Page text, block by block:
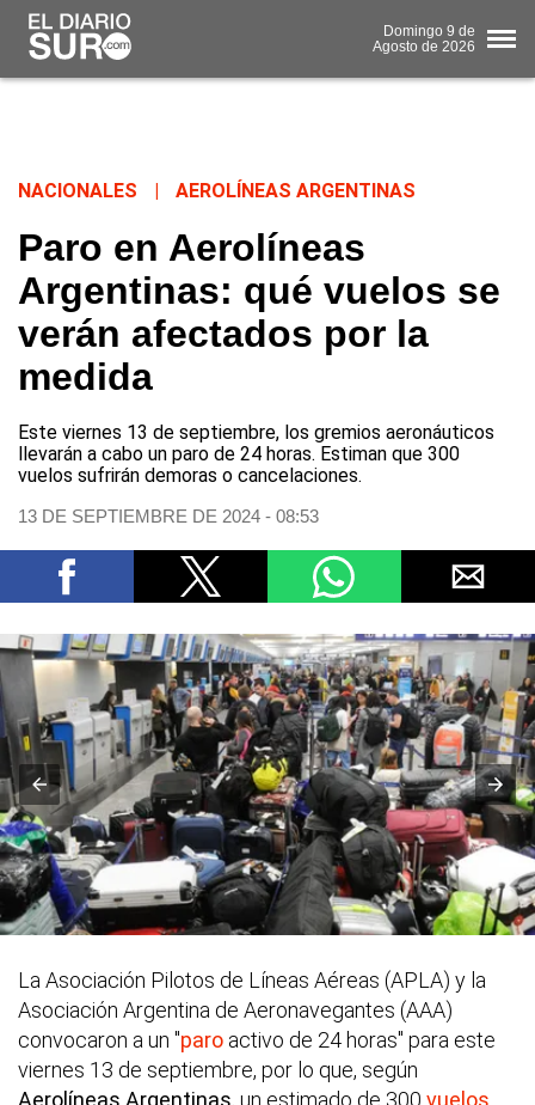
Domingo 9 de
Agosto de 2026
NACIONALES AEROLÍNEAS ARGENTINAS
Paro en Aerolíneas
Argentinas: qué vuelos se
verán afectados por la
medida
Este viernes 13 de septiembre, los gremios aeronáuticos
llevarán a cabo un paro de 24 horas. Estiman que 300
vuelos sufrirán demoras o cancelaciones.
13 DE SEPTIEMBRE DE 2024 - 08:53
La Asociación Pilotos de Líneas Aéreas (APLA) y la
Asociación Argentina de Aeronavegantes (AAA)
convocaron a un "paro activo de 24 horas" para este
viernes 13 de septiembre, por lo que, según
Aerolíneas Argentinas, un estimado de 300 vuelos